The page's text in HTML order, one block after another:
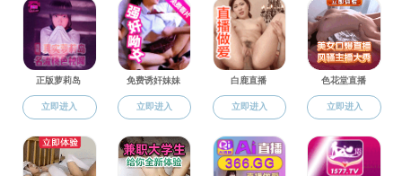
主持项目：
1.国家重点研
2.浙江省自然
3.市厅级项目
代表性论文：
1. 蒋治国 马